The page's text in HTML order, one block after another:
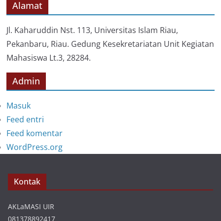
r
i
Alamat
Jl. Kaharuddin Nst. 113, Universitas Islam Riau,
Pekanbaru, Riau. Gedung Kesekretariatan Unit Kegiatan
Mahasiswa Lt.3, 28284.
Admin
Masuk
Feed entri
Feed komentar
WordPress.org
Kontak
AKLaMASI UIR
081378892417